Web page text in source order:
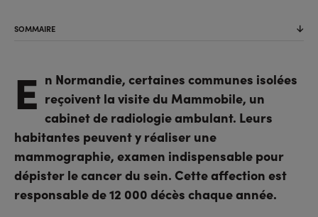
SOMMAIRE
E n Normandie, certaines communes isolées
reçoivent la visite du Mammobile, un
cabinet de radiologie ambulant. Leurs
habitantes peuvent y réaliser une
mammographie, examen indispensable pour
dépister le cancer du sein. Cette affection est
responsable de 12 000 décès chaque année.